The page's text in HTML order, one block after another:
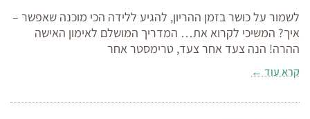
לשמור על כושר בזמן ההריון, להגיע ללידה הכי מוכנה שאפשר –
איך? המשיכי לקרוא את… המדריך המושלם לאימון האישה
ההרה! הנה צעד אחר צעד, טרימסטר אחר
קרא עוד ←